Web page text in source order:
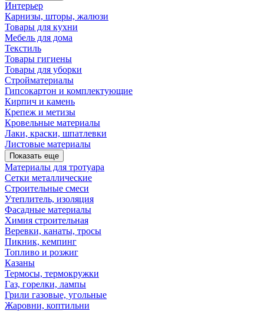
Интерьер
Карнизы, шторы, жалюзи
Товары для кухни
Мебель для дома
Текстиль
Товары гигиены
Товары для уборки
Стройматериалы
Гипсокартон и комплектующие
Кирпич и камень
Крепеж и метизы
Кровельные материалы
Лаки, краски, шпатлевки
Листовые материалы
Показать еще
Материалы для тротуара
Сетки металлические
Строительные смеси
Утеплитель, изоляция
Фасадные материалы
Химия строительная
Веревки, канаты, тросы
Пикник, кемпинг
Топливо и розжиг
Казаны
Термосы, термокружки
Газ, горелки, лампы
Грили газовые, угольные
Жаровни, коптильни